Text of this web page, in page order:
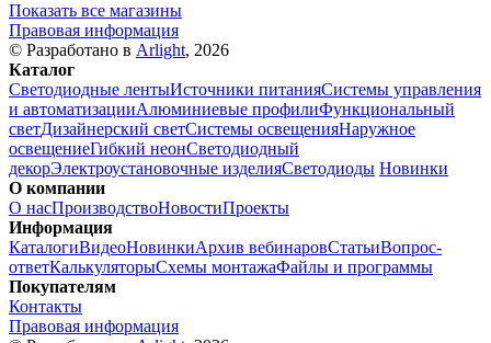
Показать все магазины
Правовая информация
© Разработано в Arlight, 2026
Каталог
Светодиодные лентыИсточники питанияСистемы управления
и автоматизацииАлюминиевые профилиФункциональный
светДизайнерский светСистемы освещенияНаружное
освещениеГибкий неонСветодиодный
декорЭлектроустановочные изделияСветодиоды Новинки
О компании
О насПроизводствоНовостиПроекты
Информация
КаталогиВидеоНовинкиАрхив вебинаровСтатьиВопрос-
ответКалькуляторыСхемы монтажаФайлы и программы
Покупателям
Контакты
Правовая информация